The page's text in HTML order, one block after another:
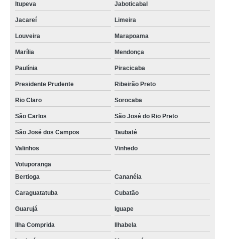
Itupeva Jaboticabal
Jacareí Limeira
Louveira Marapoama
Marília Mendonça
Paulínia Piracicaba
Presidente Prudente Ribeirão Preto
Rio Claro Sorocaba
São Carlos São José do Rio Preto
São José dos Campos Taubaté
Valinhos Vinhedo
Votuporanga
Bertioga
Cananéia
Caraguatatuba Cubatão
Guarujá Iguape
Ilha Comprida Ilhabela